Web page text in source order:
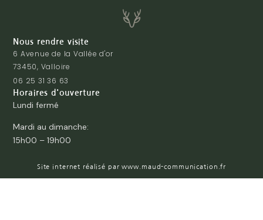
Nous rendre visite
6 Avenue de la Vallée d'or
73450, Valloire
06 25 31 36 63
Horaires d'ouverture
Lundi fermé
Mardi au dimanche:
15h00 – 19h00
Site internet réalisé par www.maud-communication.fr